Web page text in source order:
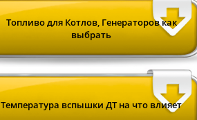
Топливо для Котлов, Генераторов как
выбрать
Температура вспышки ДТ на что влияет